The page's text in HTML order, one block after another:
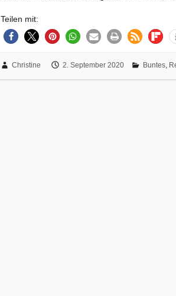
Teilen mit:
Christine 2. September 2020 Buntes,